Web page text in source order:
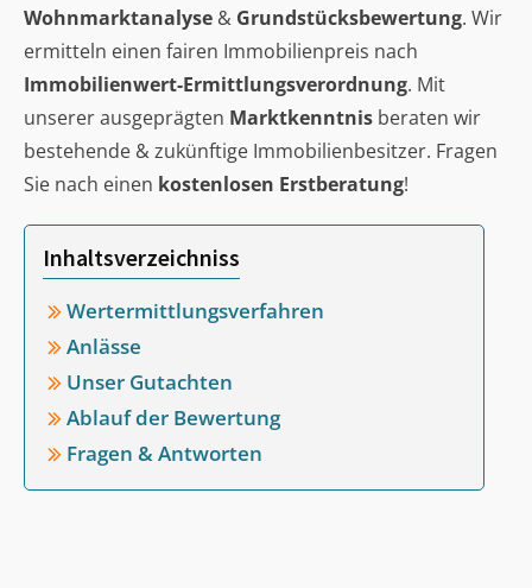
Wohnmarktanalyse & Grundstücksbewertung. Wir
ermitteln einen fairen Immobilienpreis nach
Immobilienwert-Ermittlungsverordnung. Mit
unserer ausgeprägten Marktkenntnis beraten wir
bestehende & zukünftige Immobilienbesitzer. Fragen
Sie nach einen kostenlosen Erstberatung!
Inhaltsverzeichniss
Wertermittlungsverfahren
Anlässe
Unser Gutachten
Ablauf der Bewertung
Fragen & Antworten